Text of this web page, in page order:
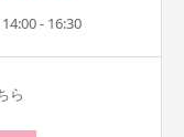
- 16:30
ら